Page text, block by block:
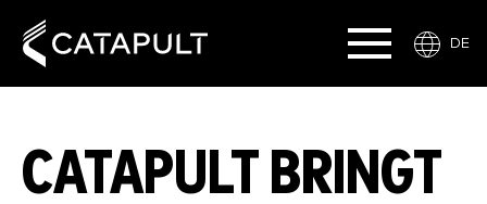
DE
CATAPULT BRINGT